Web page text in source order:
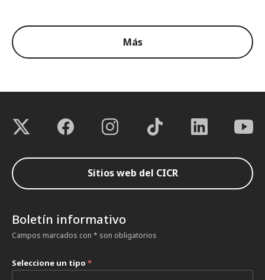
Más
Sitios web del CICR
Boletín informativo
Campos marcados con * son obligatorios
Seleccione un tipo *